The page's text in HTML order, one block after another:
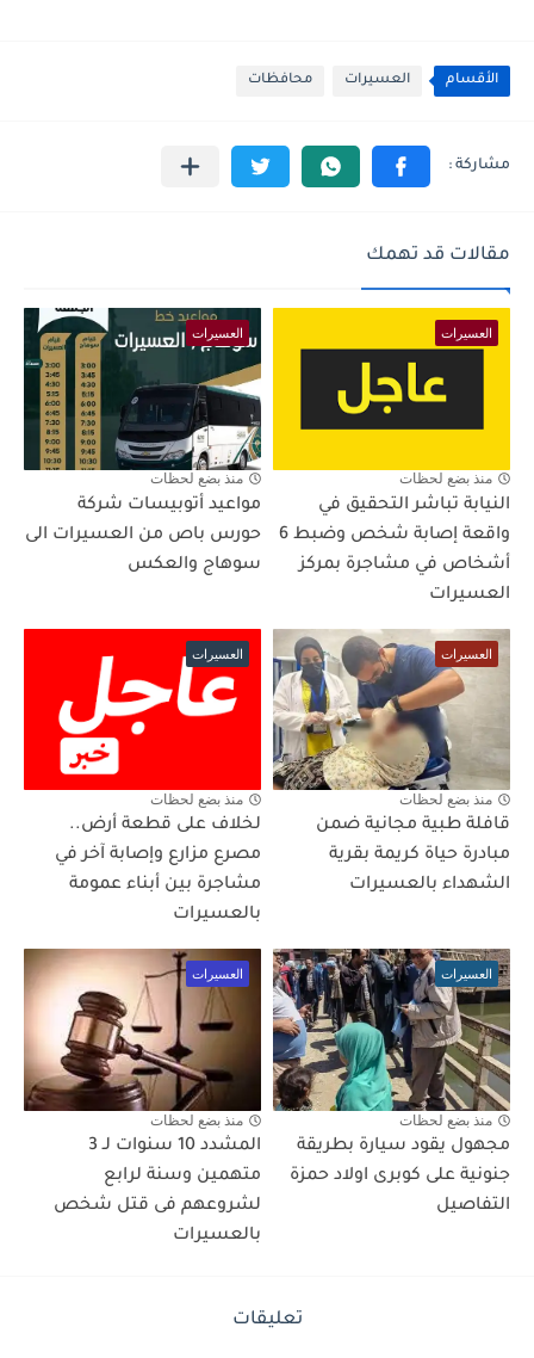
الأقسام العسيرات محافظات
مقالات قد تهمك
العسيرات
منذ بضع لحظات
النيابة تباشر التحقيق في
واقعة إصابة شخص وضبط 6
أشخاص في مشاجرة بمركز
العسيرات
العسيرات
منذ بضع لحظات
مواعيد أتوبيسات شركة
حورس باص من العسيرات الى
سوهاج والعكس
العسيرات
منذ بضع لحظات
قافلة طبية مجانية ضمن
مبادرة حياة كريمة بقرية
الشهداء بالعسيرات
العسيرات
منذ بضع لحظات
لخلاف على قطعة أرض..
مصرع مزارع وإصابة آخر في
مشاجرة بين أبناء عمومة
بالعسيرات
العسيرات
منذ بضع لحظات
مجهول يقود سيارة بطريقة
جنونية على كوبرى اولاد حمزة
التفاصيل
العسيرات
منذ بضع لحظات
المشدد 10 سنوات لـ 3
متهمين وسنة لرابع
لشروعهم فى قتل شخص
بالعسيرات
تعليقات